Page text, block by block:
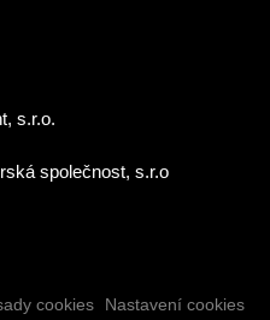
s.r.o.
společnost, s.r.o
cookies Nastavení cookies